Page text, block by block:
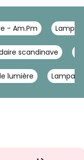
- Am.Pm
scandinave
lumière